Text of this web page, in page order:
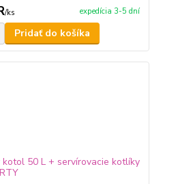
/ks expedícia 3-5 dní
Pridať do košíka